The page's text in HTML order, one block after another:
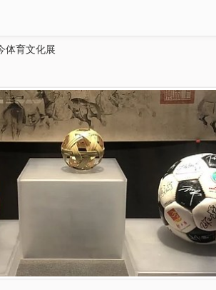
体育文化展